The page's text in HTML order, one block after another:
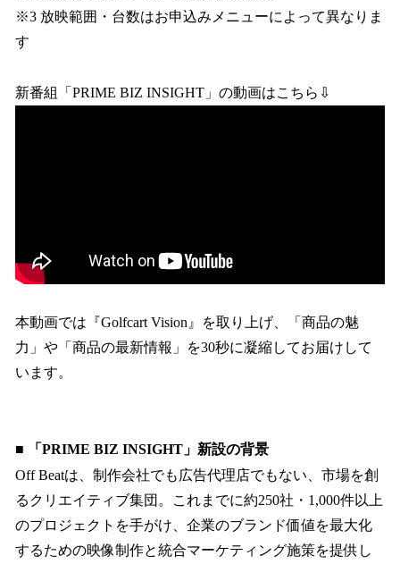
※3 放映範囲・台数はお申込みメニューによって異なりま
す
新番組「PRIME BIZ INSIGHT」の動画はこちら⇩
本動画では『Golfcart Vision』を取り上げ、「商品の魅
力」や「商品の最新情報」を30秒に凝縮してお届けして
います。
■ 「PRIME BIZ INSIGHT」新設の背景
Off Beatは、制作会社でも広告代理店でもない、市場を創
るクリエイティブ集団。これまでに約250社・1,000件以上
のプロジェクトを手がけ、企業のブランド価値を最大化
するための映像制作と統合マーケティング施策を提供し